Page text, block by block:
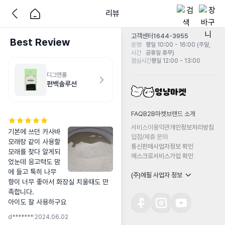
리뷰
Best Review
디그앤롤
편백솔루션
기본에 쓰던 카사바
모래랑 같이 사용할
모래를 찾다 알게되
었눈데 응고력도 맘
에 들고 툭히 나무
향이 너무 좋아서 화장실 치울때도 만
족합니다.
아이도 잘 사용하구요
d******* 2024.06.02
고객센터1644-3955
운영
시간
평일 10:00 - 16:00 (주말,
공휴일 휴무)
점심시간평일 12:00 - 13:00
FAQB2B마켓 브랜드 소개
서비스이용약관개인정보처리방침
입점/제휴 문의
통신판매사업자정보 확인
에스크로서비스가입 확인
(주)에필 사업자 정보